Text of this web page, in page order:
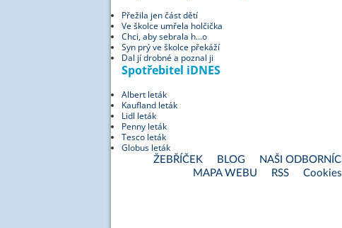
Přežila jen část dětí
Ve školce umřela holčička
Chci, aby sebrala h...o
Syn prý ve školce překáží
Dal jí drobné a poznal ji
Spotřebitel iDNES
Albert leták
Kaufland leták
Lidl leták
Penny leták
Tesco leták
Globus leták
ŽEBŘÍČEK BLOG NAŠI ODBORNÍCI
MAPA WEBU
RSS Cookies